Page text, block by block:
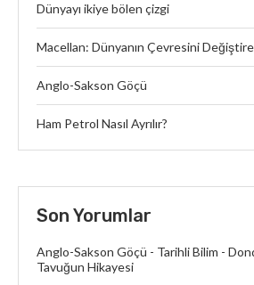
Dünyayı ikiye bölen çizgi
Macellan: Dünyanın Çevresini
Anglo-Sakson Göçü
Ham Petrol Nasıl Ayrılır?
Son Yorumlar
Anglo-Sakson Göçü - Tarihli Bilim -
Tavuğun Hikayesi